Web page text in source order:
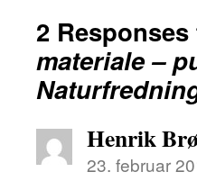
2 Responses
materiale –
Henrik
23. februar